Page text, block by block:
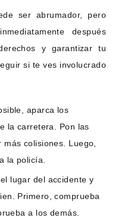
ser abrumador, pero
después
y garantizar tu
si te ves involucrado
aparca los
la carretera. Pon las
colisiones. Luego,
la policía.
lugar del accidente y
Primero, comprueba
a los demás.